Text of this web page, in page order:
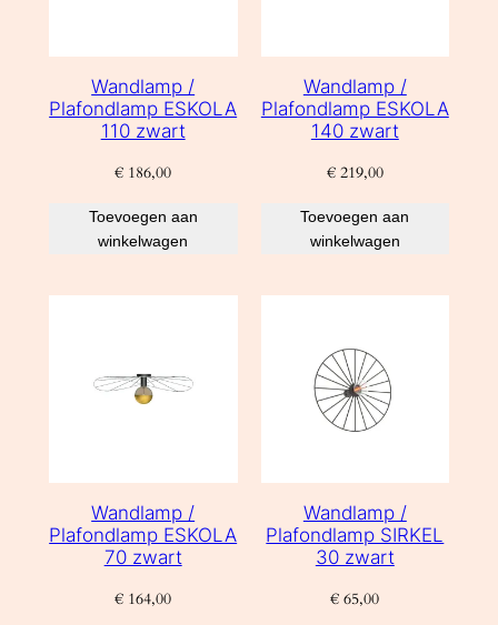
Wandlamp /
Plafondlamp ESKOLA
110 zwart
€ 186,00
Toevoegen aan
winkelwagen
Wandlamp /
Plafondlamp ESKOLA
140 zwart
€219,00
Toevoegen aan
winkelwagen
Wandlamp /
Plafondlamp ESKOLA
70 zwart
€ 164,00
Wandlamp /
Plafondlamp SIRKEL
30 zwart
€ 65,00